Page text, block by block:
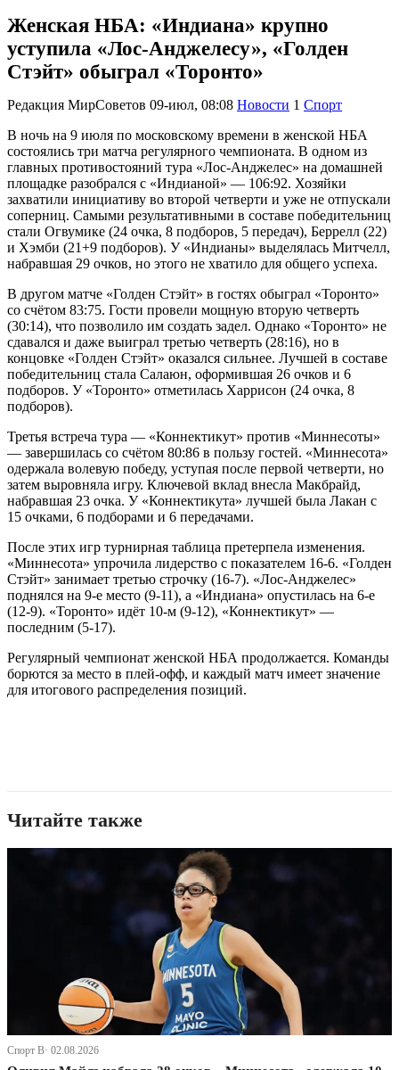
Женская НБА: «Индиана» крупно
уступила «Лос-Анджелесу», «Голден
Стэйт» обыграл «Торонто»
Редакция МирСоветов 09-июл, 08:08 Новости 1 Спорт
В ночь на 9 июля по московскому времени в женской НБА
состоялись три матча регулярного чемпионата. В одном из
главных противостояний тура «Лос-Анджелес» на домашней
площадке разобрался с «Индианой» — 106:92. Хозяйки
захватили инициативу во второй четверти и уже не отпускали
соперниц. Самыми результативными в составе победительниц
стали Огвумике (24 очка, 8 подборов, 5 передач), Беррелл (22)
и Хэмби (21+9 подборов). У «Индианы» выделялась Митчелл,
набравшая 29 очков, но этого не хватило для общего успеха.
В другом матче «Голден Стэйт» в гостях обыграл «Торонто»
со счётом 83:75. Гости провели мощную вторую четверть
(30:14), что позволило им создать задел. Однако «Торонто» не
сдавался и даже выиграл третью четверть (28:16), но в
концовке «Голден Стэйт» оказался сильнее. Лучшей в составе
победительниц стала Салаюн, оформившая 26 очков и 6
подборов. У «Торонто» отметилась Харрисон (24 очка, 8
подборов).
Третья встреча тура — «Коннектикут» против «Миннесоты»
— завершилась со счётом 80:86 в пользу гостей. «Миннесота»
одержала волевую победу, уступая после первой четверти, но
затем выровняла игру. Ключевой вклад внесла Макбрайд,
набравшая 23 очка. У «Коннектикута» лучшей была Лакан с
15 очками, 6 подборами и 6 передачами.
После этих игр турнирная таблица претерпела изменения.
«Миннесота» упрочила лидерство с показателем 16-6. «Голден
Стэйт» занимает третью строчку (16-7). «Лос-Анджелес»
поднялся на 9-е место (9-11), а «Индиана» опустилась на 6-е
(12-9). «Торонто» идёт 10-м (9-12), «Коннектикут» —
последним (5-17).
Регулярный чемпионат женской НБА продолжается. Команды
борются за место в плей-офф, и каждый матч имеет значение
для итогового распределения позиций.
Читайте также
Спорт В· 02.08.2026